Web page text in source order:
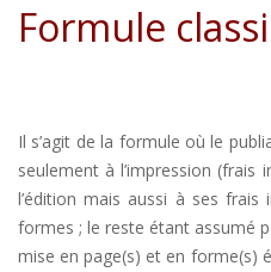
Formule
Il s’agit de la formule où le
seulement à l’impression (frais
l’édition mais aussi à ses
formes ; le reste étant assumé
mise en page(s) et en forme(s)